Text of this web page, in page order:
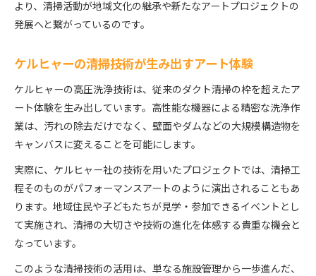
より、清掃活動が地域文化の継承や新たなアートプロジェクトの
発展へと繋がっているのです。
ケルヒャーの清掃技術が生み出すアート体験
ケルヒャーの高圧洗浄技術は、従来のダクト清掃の枠を超えたア
ート体験を生み出しています。高性能な機器による精密な洗浄作
業は、汚れの除去だけでなく、壁面やダムなどの大規模構造物を
キャンバスに変えることを可能にします。
実際に、ケルヒャー社の技術を用いたプロジェクトでは、清掃工
程そのものがパフォーマンスアートのように演出されることもあ
ります。地域住民や子どもたちが見学・参加できるイベントとし
て実施され、清掃の大切さや技術の進化を体感する貴重な機会と
なっています。
このような清掃技術の活用は、単なる施設管理から一歩進んだ、